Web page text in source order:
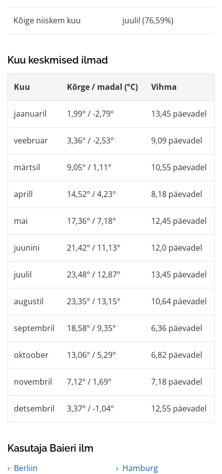
Kõige niiskem kuu juulil (76,59%)
Kuu keskmised ilmad
Kuu Kõrge / madal (°C) Vihma
jaanuaril 1,99° / -2,79° 13,45 päevadel
veebruar 3,36° / -2,53° 9,09 päevadel
märtsil 9,05° / 1,11° 10,55 päevadel
aprill 14,52° / 4,23° 8,18 päevadel
mai 17,36° / 7,18° 12,45 päevadel
juunini 21,42° / 11,13° 12,0 päevadel
juulil 23,48° / 12,87° 13,45 päevadel
augustil 23,35° / 13,15° 10,64 päevadel
septembril 18,58° / 9,35° 6,36 päevadel
oktoober 13,06° / 5,29° 6,82 päevadel
novembril 7,12° / 1,69° 7,18 päevadel
detsembril 3,37° / -1,04° 12,55 päevadel
Kasutaja Baieri ilm
Berliin
Hamburg